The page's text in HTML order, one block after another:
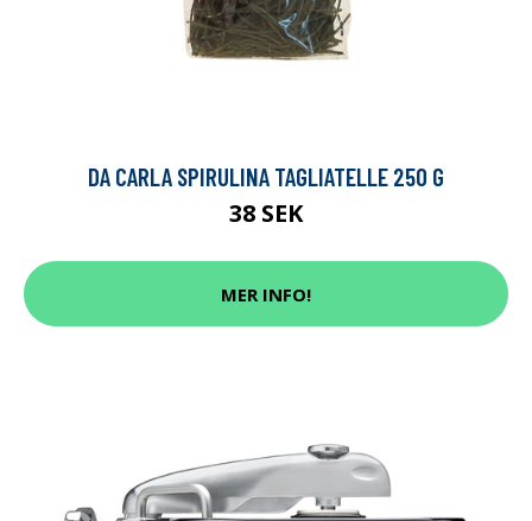
DA CARLA SPIRULINA TAGLIATELLE 250 G
38 SEK
MER INFO!